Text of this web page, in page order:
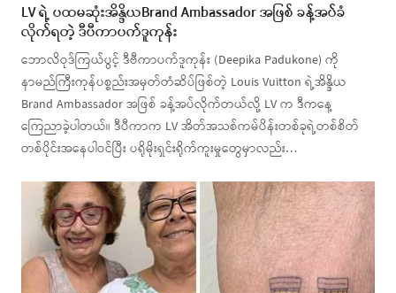
LV ရဲ့ ပထမဆုံးအိန္ဒိယBrand Ambassador အဖြစ် ခန့်အပ်ခံ
လိုက်ရတဲ့ ဒီပီကာပက်ဒူကုန်း
ဘောလိဝုဒ်ကြယ်ပွင့် ဒီဗီကာပက်ဒူကုန်း (Deepika Padukone) ကို
နာမည်ကြီးကုန်ပစ္စည်းအမှတ်တံဆိပ်ဖြစ်တဲ့ Louis Vuitton ရဲ့အိန္ဒိယ
Brand Ambassador အဖြစ် ခန့်အပ်လိုက်တယ်လို့ LV က ဒီကနေ့
ကြေညာခဲ့ပါတယ်။ ဒီပီကာက LV အိတ်အသစ်ကမ်ပိန်းတစ်ခုရဲ့တစ်စိတ်
တစ်ပိုင်းအနေပါဝင်ပြီး ပရိုမိုးရှင်းရိုက်ကူးမှုတွေမှာလည်း…